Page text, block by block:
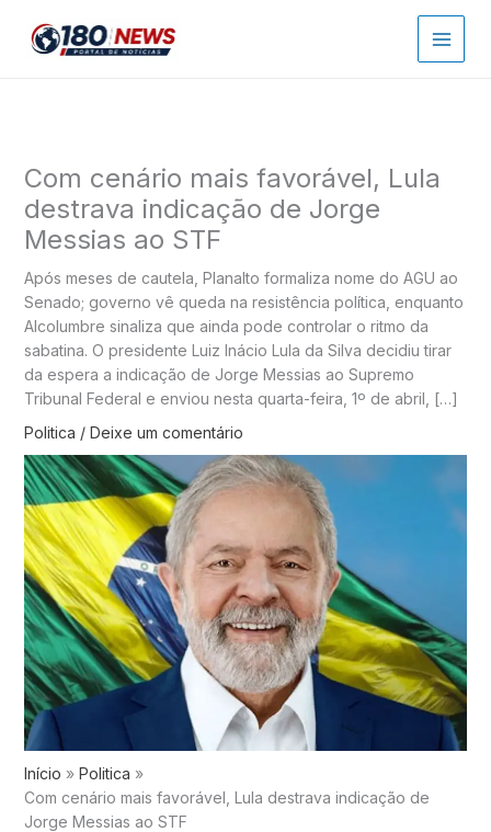
para
Com cenário mais favorável, Lula
destrava indicação de Jorge
Messias ao STF
Após meses de cautela, Planalto formaliza nome do AGU ao
Senado; governo vê queda na resistência política, enquanto
Alcolumbre sinaliza que ainda pode controlar o ritmo da
sabatina. O presidente Luiz Inácio Lula da Silva decidiu tirar
da espera a indicação de Jorge Messias ao Supremo
Tribunal Federal e enviou nesta quarta-feira, 1º de abril, […]
Politica / Deixe um comentário
Início
Politica
Com cenário mais favorável, Lula destrava indicação de
Jorge Messias ao STF